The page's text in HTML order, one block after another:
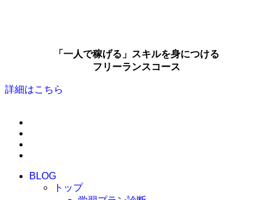
「一人で稼げる」スキルを身につける
フリーランスコース
詳細はこちら
BLOG
トップ